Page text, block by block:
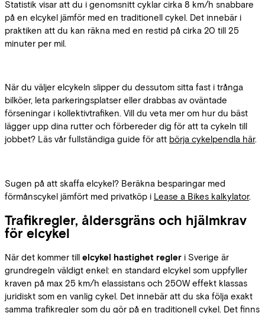
Statistik visar att du i genomsnitt cyklar cirka 8 km/h snabbare
på en elcykel jämför med en traditionell cykel. Det innebär i
praktiken att du kan räkna med en restid på cirka 20 till 25
minuter per mil.
När du väljer elcykeln slipper du dessutom sitta fast i trånga
bilköer, leta parkeringsplatser eller drabbas av oväntade
förseningar i kollektivtrafiken. Vill du veta mer om hur du bäst
lägger upp dina rutter och förbereder dig för att ta cykeln till
jobbet? Läs vår fullständiga guide för att börja cykelpendla här.
Sugen på att skaffa elcykel? Beräkna besparingar med
förmånscykel jämfört med privatköp i Lease a Bikes kalkylator.
Trafikregler, åldersgräns och hjälmkrav
för elcykel
När det kommer till elcykel hastighet regler i Sverige är
grundregeln väldigt enkel: en standard elcykel som uppfyller
kraven på max 25 km/h elassistans och 250W effekt klassas
juridiskt som en vanlig cykel. Det innebär att du ska följa exakt
samma trafikregler som du gör på en traditionell cykel. Det finns